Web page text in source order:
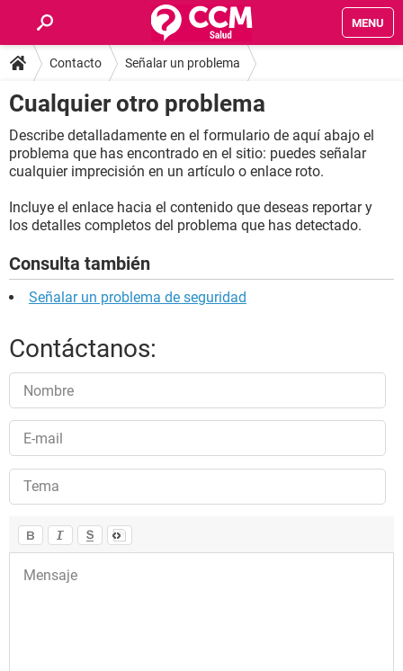
MENU
INICIO
FOROS
SALUD
FAMILIA
NUTRICIÓN
BIENESTAR
SEXUALIDAD
GLOSARIO
Contacto Señalar un problema
Cualquier otro problema
Cualquier otro problema
Describe detalladamente en el formulario de aquí abajo el
problema que has encontrado en el sitio: puedes señalar
cualquier imprecisión en un artículo o enlace roto.
Incluye el enlace hacia el contenido que deseas reportar y
los detalles completos del problema que has detectado.
Consulta también
Señalar un problema de seguridad
Contáctanos: